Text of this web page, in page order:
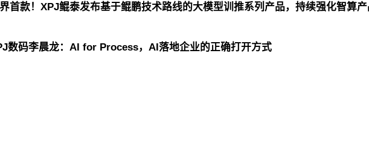
首款！XPJ鲲泰发布基于鲲鹏技术路线的大模型训推系列产品，持续强化智算
数码李晨龙：AI for Process，AI落地企业的正确打开方式